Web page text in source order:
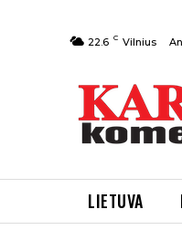
22.6 C Vilnius
LIETUVA